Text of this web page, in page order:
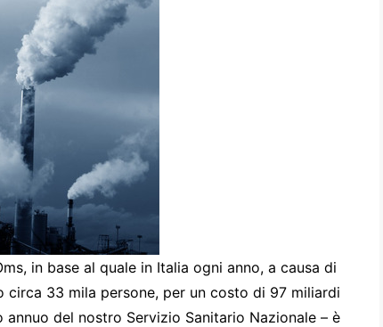
in base al quale in Italia ogni anno, a causa di
circa 33 mila persone, per un costo di 97 miliardi
del nostro Servizio Sanitario Nazionale – è